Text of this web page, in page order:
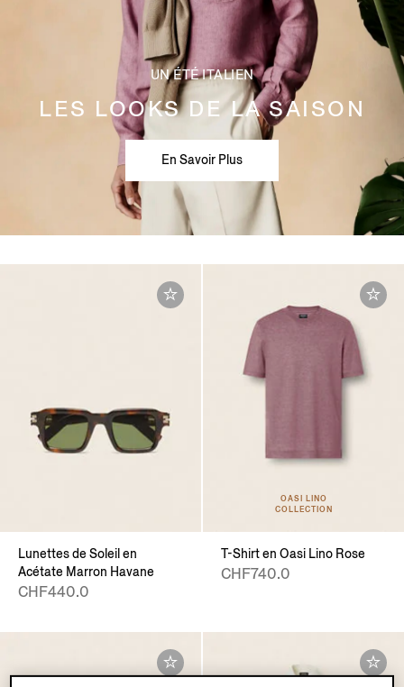
UN ÉTÉ ITALIEN
LES LOOKS DE LA SAISON
En Savoir Plus
Lunettes de Soleil en
Acétate Marron Havane
CHF440.0
OASI LINO
COLLECTION
T-Shirt en Oasi Lino Rose
CHF740.0